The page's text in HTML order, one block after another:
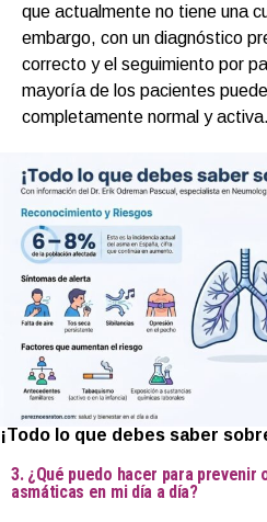
que actualmente no tiene una
embargo, con un diagnóstico
correcto y el seguimiento por
mayoría de los pacientes
completamente normal y activa.
¡Todo lo que debes saber
3. ¿Qué puedo hacer para
asmáticas en mi día a día?